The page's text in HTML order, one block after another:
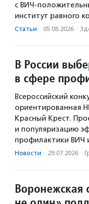
с ВИЧ-
институт равного
Статьи · 05.08.2026 ·
В России
в сфере
Всероссийский
ориентированная
Красный Крест.
и популяризацию
профилактики ВИЧ
Новости · 29.07.2026 ·
Воронежская